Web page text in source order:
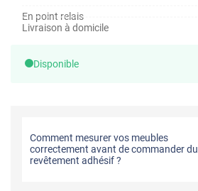
En point relais
Livraison à domicile
Disponible
Comment mesurer vos meubles
correctement avant de commander du
revêtement adhésif ?